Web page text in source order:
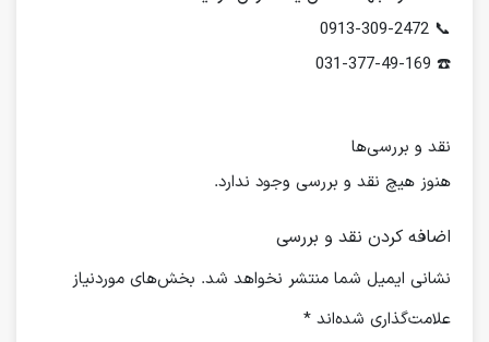
📞 0913-309-2472
☎️ 031-377-49-169
نقد و بررسی‌ها
هنوز هیچ نقد و بررسی وجود ندارد.
اضافه کردن نقد و بررسی
نشانی ایمیل شما منتشر نخواهد شد. بخش‌های موردنیاز
علامت‌گذاری شده‌اند *